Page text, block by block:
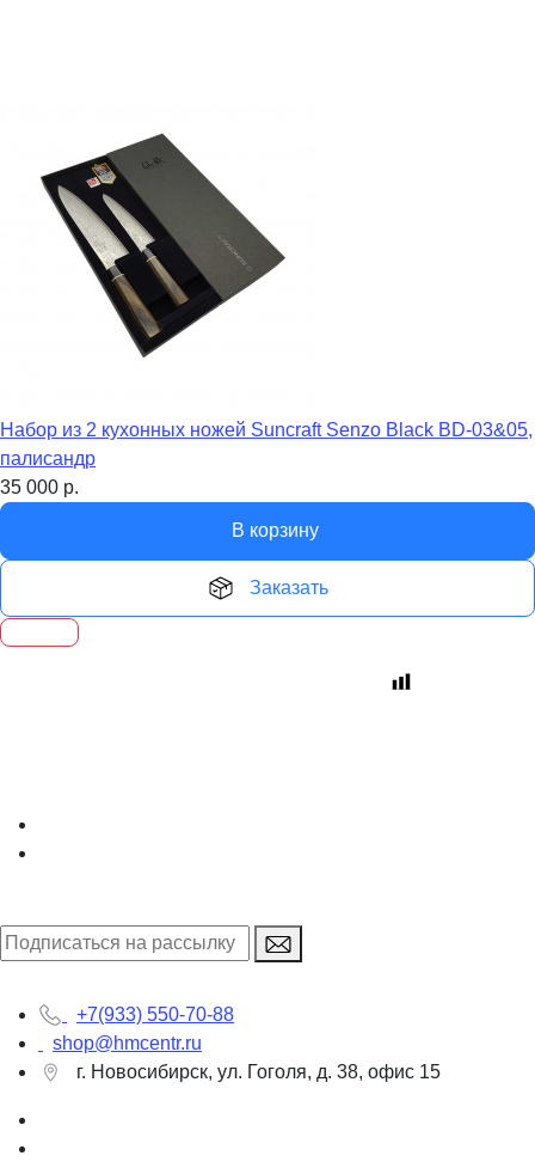
Набор из 2 кухонных ножей Suncraft Senzo Black BD-03&05,
палисандр
35 000 р.
В корзину
Заказать
+7(933) 550-70-88
shop@hmcentr.ru
г. Новосибирск, ул. Гоголя, д. 38, офис 15